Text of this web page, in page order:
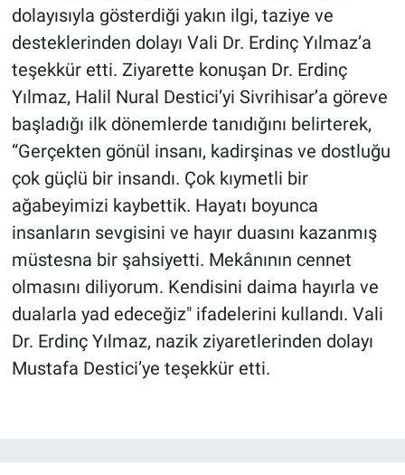
dolayısıyla gösterdiği yakın ilgi, taziye ve
desteklerinden dolayı Vali Dr. Erdinç Yılmaz’a
teşekkür etti. Ziyarette konuşan Dr. Erdinç
Yılmaz, Halil Nural Destici’yi Sivrihisar’a göreve
başladığı ilk dönemlerde tanıdığını belirterek,
“Gerçekten gönül insanı, kadirşinas ve dostluğu
çok güçlü bir insandı. Çok kıymetli bir
ağabeyimizi kaybettik. Hayatı boyunca
insanların sevgisini ve hayır duasını kazanmış
müstesna bir şahsiyetti. Mekânının cennet
olmasını diliyorum. Kendisini daima hayırla ve
dualarla yad edeceğiz" ifadelerini kullandı. Vali
Dr. Erdinç Yılmaz, nazik ziyaretlerinden dolayı
Mustafa Destici’ye teşekkür etti.